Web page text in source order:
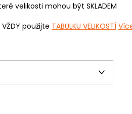
velikosti mohou být SKLADEM
použijte TABULKU VELIKOSTÍ